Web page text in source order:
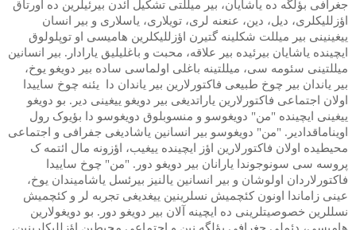
جغرافی بؤلگه ده یاشایان، بیر میللتی تشکیل ائدن بیرئیلرین ده اورتاق
اؤزللیکلری، دیل، دین، عنعنه لری، تویلاری، یاسلاری و بیر انسان
ییغینینی بیر میللت شکلینه گتیرن اؤزللیکلرین هامیسی او توپلولوق
ایچینده یاشایان بیرئیده بیر علاقه، محبت و باغلیلیق یارادار. بیر انسانین
میللتینی سئومه سی، میللتینه باغلی اولماسی ساده بیر دویغو یوخ،
بیر یاندان بیر چوخ طبیعی فاکتورلارین بیر یاندان دا
یئنه چوخ ساییدا
اولان اجتماعی فاکتورلارین یاراتدیغی بیر دویغو ییغینی دیر. بو دویغو
ییغینی ایچینده "من" دویغوسو و منسوبلوق دویغوسو دا بؤیوک رول
اویناماقدادیر. "من" دویغوسو بیر انسانین یاشادیغی جفرافی و اجتماعی
محیطیده اولان فاکتورلارین اؤز ایچینده ییغیب، اؤزونه مال ائتمه ک
پروسه سی سونوجوندا یارانان بیر دویغو دور. "من" چوخ ساییدا
فاکتورلاردان اولوشان و بیر انسانین یالنیز بیرئسل یاشامیندان یوخ،
عینی زاماندا اونون کئچمیش نسلرینین ییغدیغی تجربه لر و کئچمیش
نسللرین خصوصیتلرینی ده ایچینه آلان بیر دویغو دور. بو دویغولارین